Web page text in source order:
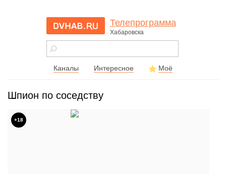
dvhab.ru - сайт
города
Телепрограмма
Хабаровска
Каналы Интересное Моё
Шпион по соседству
+18